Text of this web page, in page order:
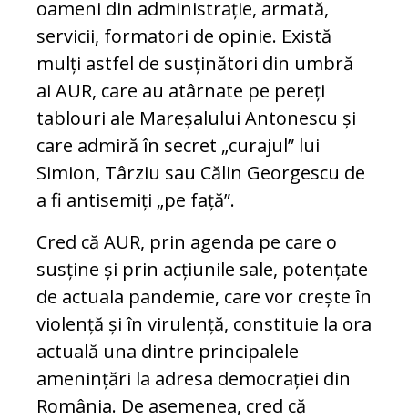
oameni din administrație, armată,
servicii, formatori de opinie. Există
mulți astfel de susținători din umbră
ai AUR, care au atârnate pe pereți
tablouri ale Mareșalului Antonescu și
care admiră în secret „curajul” lui
Simion, Târziu sau Călin Georgescu de
a fi antisemiți „pe față”.
Cred că AUR, prin agenda pe care o
susține și prin acțiunile sale, potențate
de actuala pandemie, care vor crește în
violență și în virulență, constituie la ora
actuală una dintre principalele
amenințări la adresa democrației din
România. De asemenea, cred că